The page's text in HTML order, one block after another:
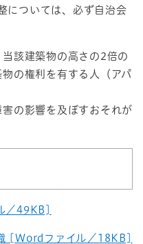
については、必ず自治会
該建築物の高さの2倍の
の権利を有する人（アパ
の影響を及ぼすおそれが
／49KB]
[Wordファイル／18KB]